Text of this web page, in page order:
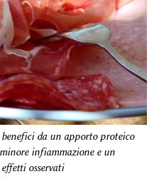
da un apporto proteico
infiammazione e un
osservati